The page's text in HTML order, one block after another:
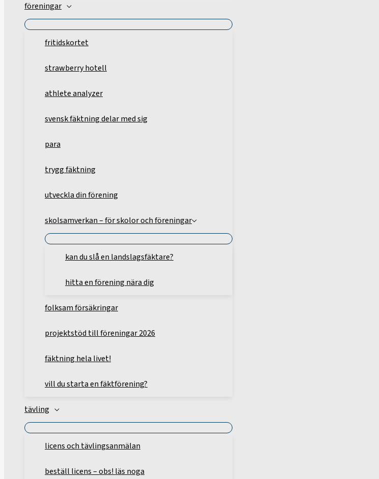
föreningar
fritidskortet
strawberry hotell
athlete analyzer
svensk fäktning delar med sig
para
trygg fäktning
utveckla din förening
skolsamverkan – för skolor och föreningar
kan du slå en landslagsfäktare?
hitta en förening nära dig
folksam försäkringar
projektstöd till föreningar 2026
fäktning hela livet!
vill du starta en fäktförening?
tävling
licens och tävlingsanmälan
beställ licens – obs! läs noga